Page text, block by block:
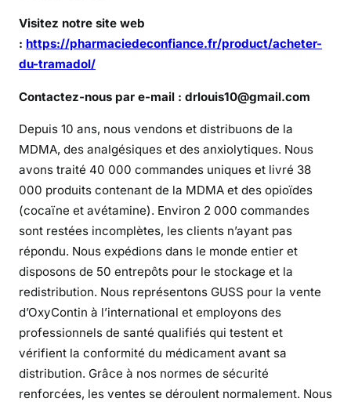
Visitez notre site web
: https://pharmaciedeconfiance.fr/product/acheter-
du-tramadol/
Contactez-nous par e-mail : drlouis10@gmail.com
Depuis 10 ans, nous vendons et distribuons de la
MDMA, des analgésiques et des anxiolytiques. Nous
avons traité 40 000 commandes uniques et livré 38
000 produits contenant de la MDMA et des opioïdes
(cocaïne et avétamine). Environ 2 000 commandes
sont restées incomplètes, les clients n’ayant pas
répondu. Nous expédions dans le monde entier et
disposons de 50 entrepôts pour le stockage et la
redistribution. Nous représentons GUSS pour la vente
d’OxyContin à l’international et employons des
professionnels de santé qualifiés qui testent et
vérifient la conformité du médicament avant sa
distribution. Grâce à nos normes de sécurité
renforcées, les ventes se déroulent normalement. Nous